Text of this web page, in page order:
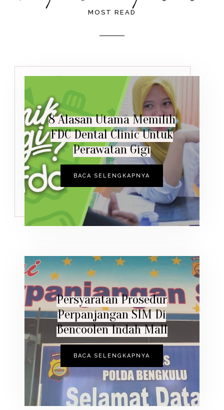
MOST READ
8 Alasan Utama Memilih
FDC Dental Clinic Untuk
Perawatan Gigi
BACA SELENGKAPNYA
Persyaratan Prosedur
Perpanjangan SIM Di
Bencoolen Indah Mall
BACA SELENGKAPNYA